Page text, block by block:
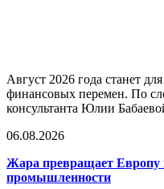
Август 2026 года станет
финансовых перемен. По
консультанта Юлии
06.08.2026
Жара превращает Европу
промышленности